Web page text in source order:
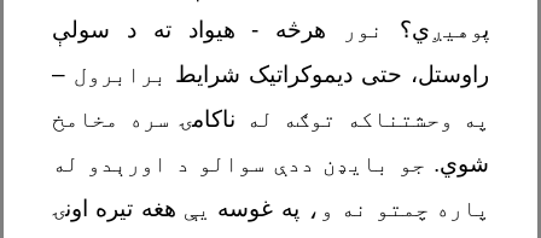
پوهيږ ي؟ نور هرڅه - هیواد ته د سولې
راوستل، حتی دیموکراتیک شرایط برابرول –
په وحشتناکه توګه
له ناکامۍ سره مخامخ
شوي. جو بایډن ددې سوالو د اورېدو له
پاره چمتو نه و، په غوسه یې هغه تیره اونۍ